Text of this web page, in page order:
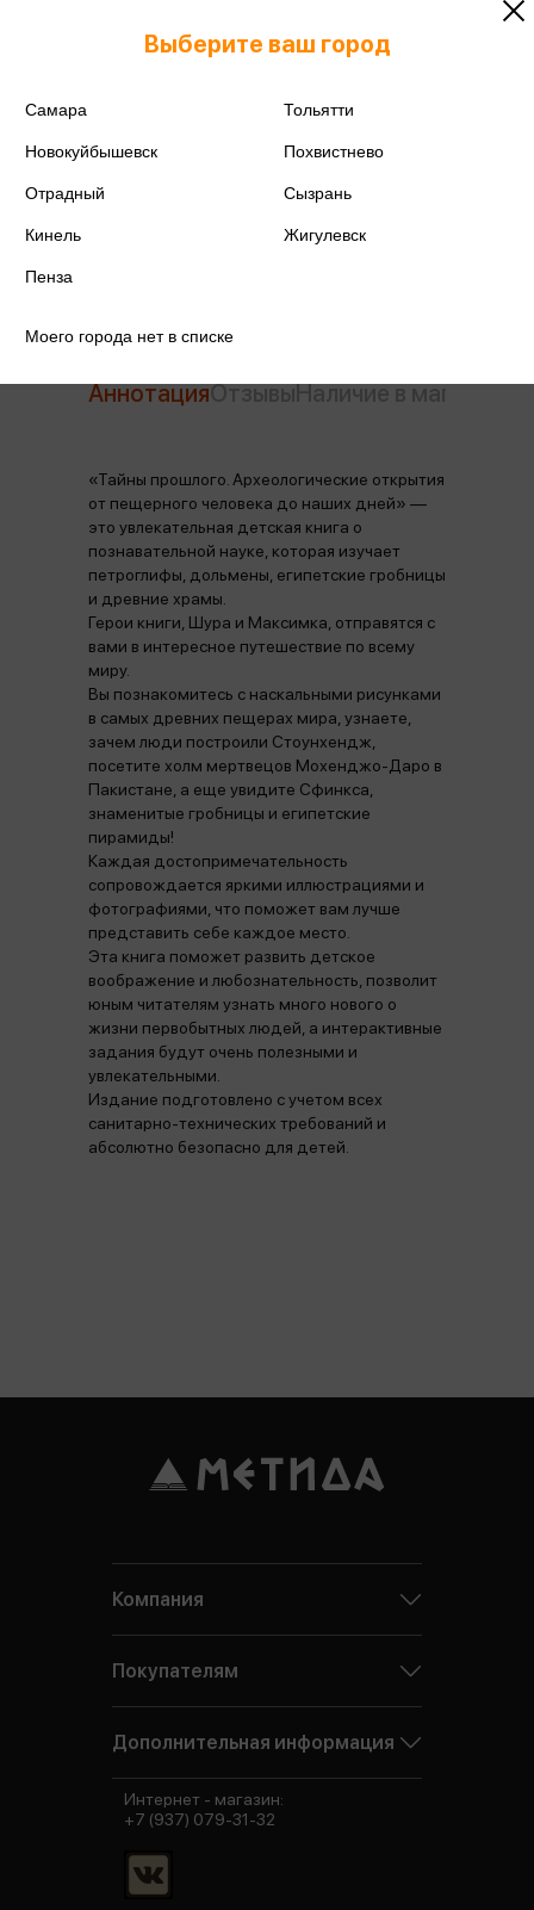
Андрианова Н.А.
АннотацияОтзывыНаличие в магазинах
«Тайны прошлого. Археологические открытия
от пещерного человека до наших дней» —
это увлекательная детская книга о
познавательной науке, которая изучает
петроглифы, дольмены, египетские гробницы
и древние храмы.
Герои книги, Шура и Максимка, отправятся с
вами в интересное путешествие по всему
миру.
Вы познакомитесь с наскальными рисунками
в самых древних пещерах мира, узнаете,
зачем люди построили Стоунхендж,
посетите холм мертвецов Мохенджо-Даро в
Пакистане, а еще увидите Сфинкса,
знаменитые гробницы и египетские
пирамиды!
Каждая достопримечательность
сопровождается яркими иллюстрациями и
фотографиями, что поможет вам лучше
представить себе каждое место.
Эта книга поможет развить детское
воображение и любознательность, позволит
юным читателям узнать много нового о
жизни первобытных людей, а интерактивные
задания будут очень полезными и
увлекательными.
Издание подготовлено с учетом всех
санитарно-технических требований и
абсолютно безопасно для детей.
Выберите ваш город
Самара Тольятти
Новокуйбышевск Похвистнево
Отрадный Сызрань
Кинель Жигулевск
Пенза
Моего города нет в списке
Компания
Покупателям
Дополнительная информация
Интернет - магазин:
+7 (937) 079-31-32